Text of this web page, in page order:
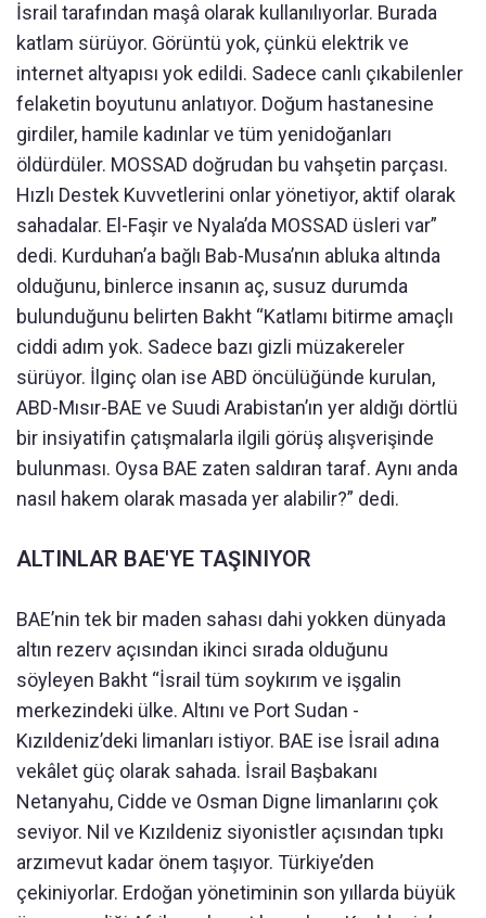
İsrail tarafından maşâ olarak kullanılıyorlar. Burada
katlam sürüyor. Görüntü yok, çünkü elektrik ve
internet altyapısı yok edildi. Sadece canlı çıkabilenler
felaketin boyutunu anlatıyor. Doğum hastanesine
girdiler, hamile kadınlar ve tüm yenidoğanları
öldürdüler. MOSSAD doğrudan bu vahşetin parçası.
Hızlı Destek Kuvvetlerini onlar yönetiyor, aktif olarak
sahadalar. El-Faşir ve Nyala’da MOSSAD üsleri var”
dedi. Kurduhan’a bağlı Bab-Musa’nın abluka altında
olduğunu, binlerce insanın aç, susuz durumda
bulunduğunu belirten Bakht “Katlamı bitirme amaçlı
ciddi adım yok. Sadece bazı gizli müzakereler
sürüyor. İlginç olan ise ABD öncülüğünde kurulan,
ABD-Mısır-BAE ve Suudi Arabistan’ın yer aldığı dörtlü
bir insiyatifin çatışmalarla ilgili görüş alışverişinde
bulunması. Oysa BAE zaten saldıran taraf. Aynı anda
nasıl hakem olarak masada yer alabilir?” dedi.
ALTINLAR BAE'YE TAŞINIYOR
BAE’nin tek bir maden sahası dahi yokken dünyada
altın rezerv açısından ikinci sırada olduğunu
söyleyen Bakht “İsrail tüm soykırım ve işgalin
merkezindeki ülke. Altını ve Port Sudan -
Kızıldeniz’deki limanları istiyor. BAE ise İsrail adına
vekâlet güç olarak sahada. İsrail Başbakanı
Netanyahu, Cidde ve Osman Digne limanlarını çok
seviyor. Nil ve Kızıldeniz siyonistler açısından tıpkı
arzımevut kadar önem taşıyor. Türkiye’den
çekiniyorlar. Erdoğan yönetiminin son yıllarda büyük